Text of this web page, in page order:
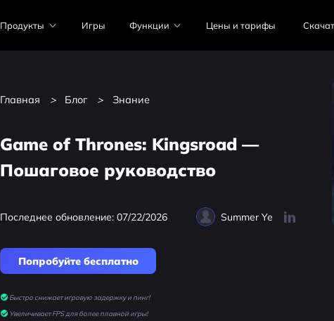
Продукты Игры Функции Цены и тарифы
Главная > Блог > Знание
Game of Thrones: Kingsroad —
Пошаговое руководство
Последнее обновление: 07/22/2026 Summer Ye
Попробуйте бесплатно
Быстро снижает игровую задержку и пинг!
Увеличивает FPS для более плавной игры!